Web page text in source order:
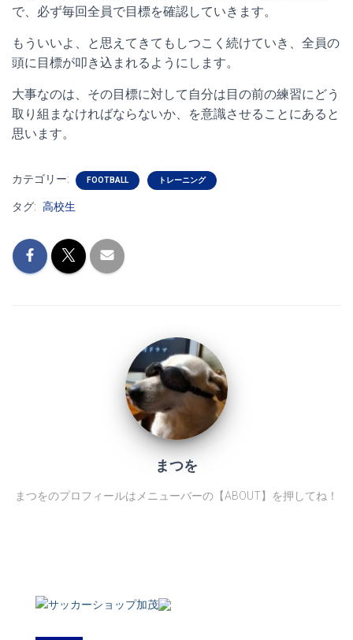
で、必ず毎回全員で目標を確認していきます。
もういいよ、と思えてきてもしつこく続けていき、全員の
頭に目標が叩き込まれるようにします。
大事なのは、その目標に対して自分は目の前の練習にどう
取り組まなければならないか、を意識させることにあると
思います。
カテゴリー: FOOTBALL トレーニング
タグ: 高校生
まつを
まつをのプロフィールはメニューバーの【ABOUT】を押してね！